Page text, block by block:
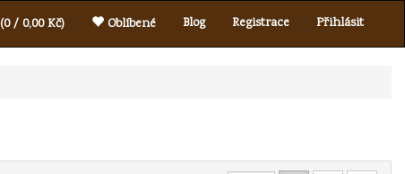
Blog Registrace Přihlásit
(0 / 0,00 Kč) Oblíbené